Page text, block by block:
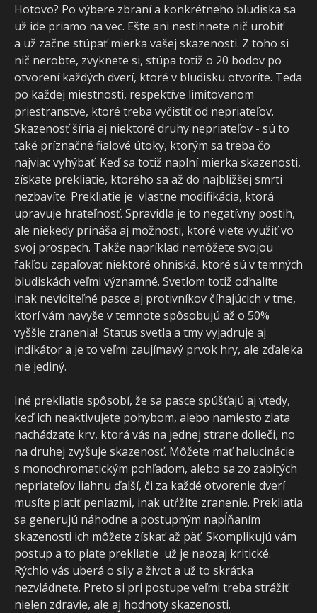
Hotovo? Po výbere zbraní a konkrétneho bludiska sa
už ide priamo na vec. Ešte ani nestihnete nič urobiť
a už začne stúpať mierka vašej skazenosti. Z toho si
nič nerobte, zvyknete si, stúpa totiž o 20 bodov po
otvorení každých dverí, ktoré v bludisku otvoríte. Teda
po každej miestnosti, respektíve limitovanom
priestranstve, ktoré treba vyčistiť od nepriateľov.
Skazenosť šíria aj niektoré druhy nepriateľov - sú to
také príznačné fialové útoky, ktorým sa treba čo
najviac vyhýbať. Keď sa totiž naplní mierka skazenosti,
získate prekliatie, ktorého sa až do najbližšej smrti
nezbavíte. Prekliatie je vlastne modifikácia, ktorá
upravuje hrateľnosť. Spravidla je to negatívny postih,
ale niekedy prináša aj možnosti, ktoré viete využiť vo
svoj prospech. Takže napríklad nemôžete svojou
fakľou zapaľovať niektoré ohniská, ktoré sú v temných
bludiskách veľmi významné. Svetlom totiž odhalíte
inak neviditeľné pasce aj protivníkov číhajúcich v tme,
ktorí vám navyše v temnote spôsobujú až o 50%
vyššie zranenia! Status svetla a tmy vyjadruje aj
indikátor a je to veľmi zaujímavý prvok hry, ale zďaleka
nie jediný.
Iné prekliatie spôsobí, že sa pasce spúšťajú aj vtedy,
keď ich neaktivujete pohybom, alebo namiesto zlata
nachádzate krv, ktorá vás na jednej strane dolieči, no
na druhej zvyšuje skazenosť. Môžete mať halucinácie
s monochromatickým pohľadom, alebo sa zo zabitých
nepriateľov liahnu ďalší, či za každé otvorenie dverí
musíte platiť peniazmi, inak utŕžite zranenie. Prekliatia
sa generujú náhodne a postupným napĺňaním
skazenosti ich môžete získať až päť. Skomplikujú vám
postup a to piate prekliatie už je naozaj kritické.
Rýchlo vás uberá o sily a život a už to skrátka
nezvládnete. Preto si pri postupe veľmi treba strážiť
nielen zdravie, ale aj hodnoty skazenosti.